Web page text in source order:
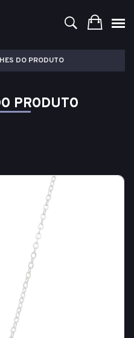
DO PRODUTO
PRODUTO